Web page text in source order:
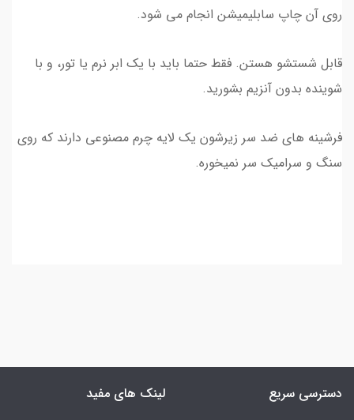
روی آن چاپ سابلیمیشن انجام می شود.
قابل شستشو هستن. فقط حتما باید با یک ابر نرم یا تور، و با
شوینده بدون آنزیم بشورید.
فرشینه های ضد سر زیرشون یک لایه چرم مصنوعی دارند که روی
سنگ و سرامیک سر نمیخوره.
دسترسی سریع لینک های مفید